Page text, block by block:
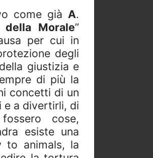
come già A.
della Morale”
per cui in
degli
giustizia e
di più la
concetti di un
e a divertirli, di
cose,
esiste una
to animals, la